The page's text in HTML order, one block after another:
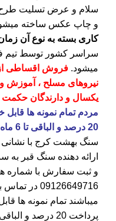
سلام و عرض تسلیت طرح
و چاپ عکس ساخته
کاری بسته به نوع آن
سراسر کشور توسط تیم
میشود. فروش اقساطی
نیروهای مسلح ، آموزش
یکسال و دارندگان
مردم تمام نمونه ها
20 درصد و الباقی تا 6 ماه قابل اقساط هستند.
سنگ بهشت کرج با نشانی
ارائه دهنده سنگ قبر
و ثبت سفارش با شماره
09126649716 در تماس
میباشند تمام نمونه ها
پرداخت 20 درصد و الباقی تا 6 ماه قابل اقساط هستند.